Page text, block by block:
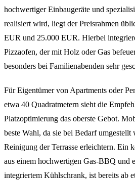
hochwertiger Einbaugeräte und
realisiert wird, liegt der Preisrahmen
EUR und 25.000 EUR. Hierbei
Pizzaofen, der mit Holz oder Gas
besonders bei Familienabenden sehr
Für Eigentümer von Apartments oder
etwa 40 Quadratmetern sieht die
Platzoptimierung das oberste Gebot.
beste Wahl, da sie bei Bedarf
Reinigung der Terrasse erleichtern. Ein
aus einem hochwertigen Gas-BBQ und
integriertem Kühlschrank, ist bereits ab